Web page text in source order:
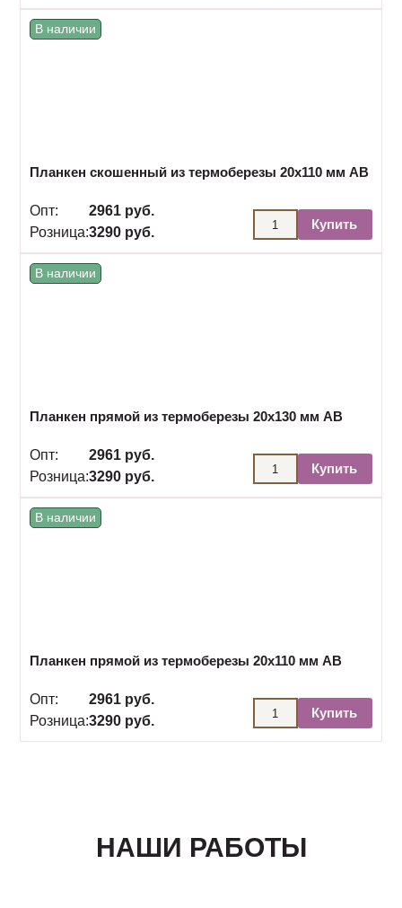
В наличии
Планкен скошенный из термоберезы 20х110 мм АВ
Опт:
2961 руб.
Розница:3290 руб.
Купить
В наличии
Планкен прямой из термоберезы 20х130 мм АВ
Опт:
2961 руб.
Розница:3290 руб.
Купить
В наличии
Планкен прямой из термоберезы 20х110 мм АВ
Опт:
2961 руб.
Розница:3290 руб.
Купить
НАШИ РАБОТЫ